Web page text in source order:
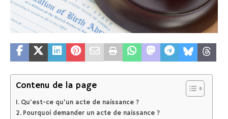
Contenu de la page
Qu’est-ce qu’un acte de naissance ?
Pourquoi demander un acte de naissance ?